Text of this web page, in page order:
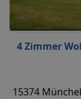
4 Zimmer
15374